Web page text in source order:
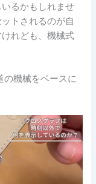
るかもしれませ
トされるのが自
れども、機械式
の機械をベースに